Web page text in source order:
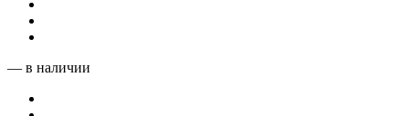
— в наличии